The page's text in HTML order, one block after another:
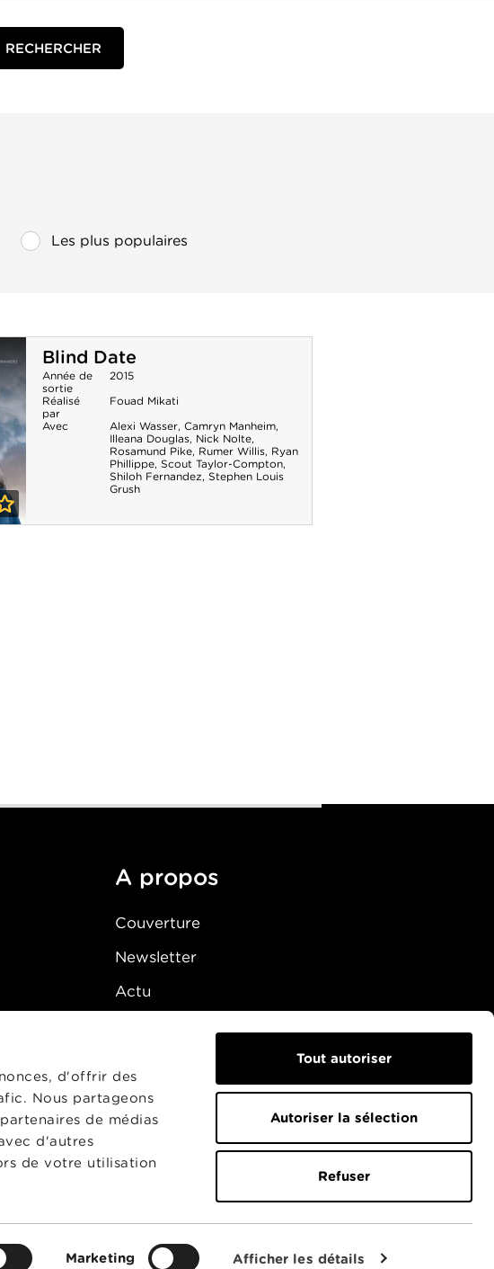
d'offrir des
Nous partageons
de médias
d'autres
de votre utilisation
Marketing Afficher les détails
Tout autoriser
Autoriser la sélection
Refuser
Les plus populaires
Blind Date
Année de
sortie
2015
Réalisé
par
Fouad Mikati
Avec
Alexi Wasser, Camryn Manheim,
Illeana Douglas, Nick Nolte,
Rosamund Pike, Rumer Willis, Ryan
Phillippe, Scout Taylor-Compton,
Shiloh Fernandez, Stephen Louis
Grush
A propos
Couverture
Newsletter
Actu